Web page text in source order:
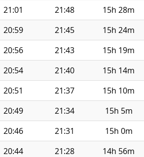
21:01 21:48
15h 28m
20:59 21:45
15h 24m
20:56 21:43
15h 19m
20:54 21:40
15h 14m
20:51 21:37
15h 10m
20:49 21:34
15h 5m
20:46 21:31
15h 0m
20:44 21:28
14h 56m